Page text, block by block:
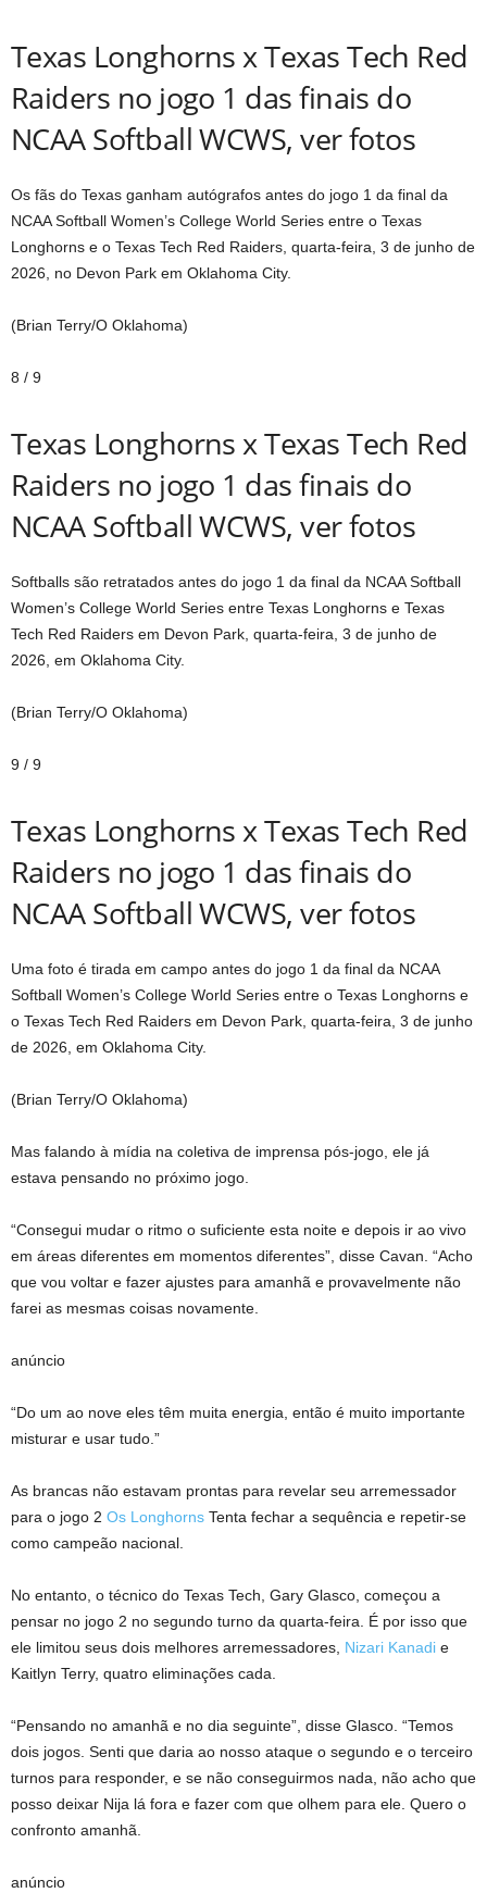
Texas Longhorns x Texas Tech Red
Raiders no jogo 1 das finais do
NCAA Softball WCWS, ver fotos
Os fãs do Texas ganham autógrafos antes do jogo 1 da final da
NCAA Softball Women’s College World Series entre o Texas
Longhorns e o Texas Tech Red Raiders, quarta-feira, 3 de junho de
2026, no Devon Park em Oklahoma City.
(Brian Terry/O Oklahoma)
8 / 9
Texas Longhorns x Texas Tech Red
Raiders no jogo 1 das finais do
NCAA Softball WCWS, ver fotos
Softballs são retratados antes do jogo 1 da final da NCAA Softball
Women’s College World Series entre Texas Longhorns e Texas
Tech Red Raiders em Devon Park, quarta-feira, 3 de junho de
2026, em Oklahoma City.
(Brian Terry/O Oklahoma)
9 / 9
Texas Longhorns x Texas Tech Red
Raiders no jogo 1 das finais do
NCAA Softball WCWS, ver fotos
Uma foto é tirada em campo antes do jogo 1 da final da NCAA
Softball Women’s College World Series entre o Texas Longhorns e
o Texas Tech Red Raiders em Devon Park, quarta-feira, 3 de junho
de 2026, em Oklahoma City.
(Brian Terry/O Oklahoma)
Mas falando à mídia na coletiva de imprensa pós-jogo, ele já
estava pensando no próximo jogo.
“Consegui mudar o ritmo o suficiente esta noite e depois ir ao vivo
em áreas diferentes em momentos diferentes”, disse Cavan. “Acho
que vou voltar e fazer ajustes para amanhã e provavelmente não
farei as mesmas coisas novamente.
anúncio
“Do um ao nove eles têm muita energia, então é muito importante
misturar e usar tudo.”
As brancas não estavam prontas para revelar seu arremessador
para o jogo 2 Os Longhorns Tenta fechar a sequência e repetir-se
como campeão nacional.
No entanto, o técnico do Texas Tech, Gary Glasco, começou a
pensar no jogo 2 no segundo turno da quarta-feira. É por isso que
ele limitou seus dois melhores arremessadores, Nizari Kanadi e
Kaitlyn Terry, quatro eliminações cada.
“Pensando no amanhã e no dia seguinte”, disse Glasco. “Temos
dois jogos. Senti que daria ao nosso ataque o segundo e o terceiro
turnos para responder, e se não conseguirmos nada, não acho que
posso deixar Nija lá fora e fazer com que olhem para ele. Quero o
confronto amanhã.
anúncio